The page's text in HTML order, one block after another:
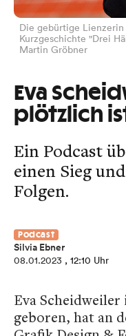
Die gebürtige
Kurzgeschichte "Drei
Martin Gröbner
Eva
plötzlich
Ein Podcast
einen Sieg
Folgen.
Podcast
Silvia Ebner
08.01.2023 , 12:10 Uhr
Eva
geboren, hat an